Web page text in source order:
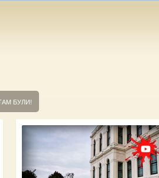
БУЛИ!